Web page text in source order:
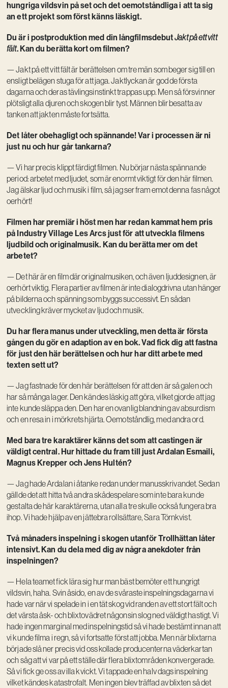
hungriga vildsvin på set och det oemotståndliga i att ta sig
an ett projekt som först känns läskigt.
Du är i postproduktion med din långfilmsdebutJakt på ett vitt
fält. Kan du berätta kort om filmen?
— Jakt på ett vitt fält är berättelsen om tre män som beger sig till en
ensligt belägen stuga för att jaga. Jaktlyckan är god de första
dagarna och deras tävlingsinstinkt trappas upp. Men så försvinner
plötsligt alla djuren och skogen blir tyst. Männen blir besatta av
tanken att jakten måste fortsätta.
Det låter obehagligt och spännande! Var i processen är ni
just nu och hur går tankarna?
— Vi har precis klippt färdigt filmen. Nu börjar nästa spännande
period: arbetet med ljudet, som är enormt viktigt för den här filmen.
Jag älskar ljud och musik i film, så jag ser fram emot denna fas något
oerhört!
Filmen har premiär i höst men har redan kammat hem pris
på Industry Village Les Arcs just för att utveckla filmens
ljudbild och originalmusik. Kan du berätta mer om det
arbetet?
— Det här är en film där originalmusiken, och även ljuddesignen, är
oerhört viktig. Flera partier av filmen är inte dialogdrivna utan hänger
på bilderna och spänning som byggs successivt. En sådan
utveckling kräver mycket av ljud och musik.
Du har flera manus under utveckling, men detta är första
gången du gör en adaption av en bok. Vad fick dig att fastna
för just den här berättelsen och hur har ditt arbete med
texten sett ut?
— Jag fastnade för den här berättelsen för att den är så galen och
har så många lager. Den kändes läskig att göra, vilket gjorde att jag
inte kunde släppa den. Den har en ovanlig blandning av absurdism
och en resa in i mörkrets hjärta. Oemotståndlig, med andra ord.
Med bara tre karaktärer känns det som att castingen är
väldigt central. Hur hittade du fram till just Ardalan Esmaili,
Magnus Krepper och Jens Hultén?
— Jag hade Ardalan i åtanke redan under manusskrivandet. Sedan
gällde det att hitta två andra skådespelare som inte bara kunde
gestalta de här karaktärerna, utan alla tre skulle också fungera bra
ihop. Vi hade hjälp av en jättebra rollsättare, Sara Törnkvist.
Två månaders inspelning i skogen utanför Trollhättan låter
intensivt. Kan du dela med dig av några anekdoter från
inspelningen?
— Hela teamet fick lära sig hur man bäst bemöter ett hungrigt
vildsvin, haha. Svin åsido, en av de svåraste inspelningsdagarna vi
hade var när vi spelade in i en tät skog vid randen av ett stort fält och
det värsta åsk- och blixtovädret någonsin slog ned väldigt hastigt. Vi
hade ingen marginal med inspelningstid så vi hade bestämt innan att
vi kunde filma i regn, så vi fortsatte först att jobba. Men när blixtarna
började slå ner precis vid oss kollade producenterna väderkartan
och såg att vi var på ett ställe där flera blixtområden konvergerade.
Så vi fick ge oss av illa kvickt. Vi tappade en halv dags inspelning
vilket kändes katastrofalt. Men ingen blev träffad av blixten så det